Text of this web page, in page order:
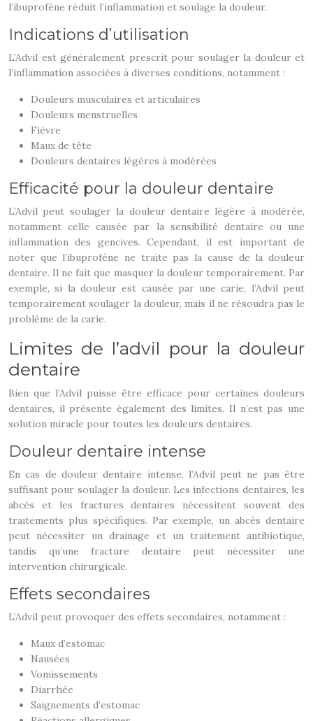
l’ibuprofène réduit l’inflammation et soulage la douleur.
Indications d’utilisation
L’Advil est généralement prescrit pour soulager la douleur et
l’inflammation associées à diverses conditions, notamment :
Douleurs musculaires et articulaires
Douleurs menstruelles
Fièvre
Maux de tête
Douleurs dentaires légères à modérées
Efficacité pour la douleur dentaire
L’Advil peut soulager la douleur dentaire légère à modérée,
notamment celle causée par la sensibilité dentaire ou une
inflammation des gencives. Cependant, il est important de
noter que l’ibuprofène ne traite pas la cause de la douleur
dentaire. Il ne fait que masquer la douleur temporairement. Par
exemple, si la douleur est causée par une carie, l’Advil peut
temporairement soulager la douleur, mais il ne résoudra pas le
problème de la carie.
Limites de l’advil pour la douleur
dentaire
Bien que l’Advil puisse être efficace pour certaines douleurs
dentaires, il présente également des limites. Il n’est pas une
solution miracle pour toutes les douleurs dentaires.
Douleur dentaire intense
En cas de douleur dentaire intense, l’Advil peut ne pas être
suffisant pour soulager la douleur. Les infections dentaires, les
abcès et les fractures dentaires nécessitent souvent des
traitements plus spécifiques. Par exemple, un abcès dentaire
peut nécessiter un drainage et un traitement antibiotique,
tandis qu’une fracture dentaire peut nécessiter une
intervention chirurgicale.
Effets secondaires
L’Advil peut provoquer des effets secondaires, notamment :
Maux d’estomac
Nausées
Vomissements
Diarrhée
Saignements d’estomac